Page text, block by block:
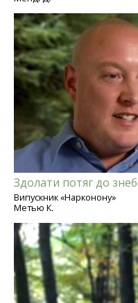
Здолати потяг до
Випускник «Нарконону»
Метью К.